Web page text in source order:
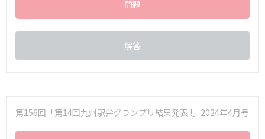
問題
解答
第156回「第14回九州駅弁グランプリ結果発表 !」2024年4月号